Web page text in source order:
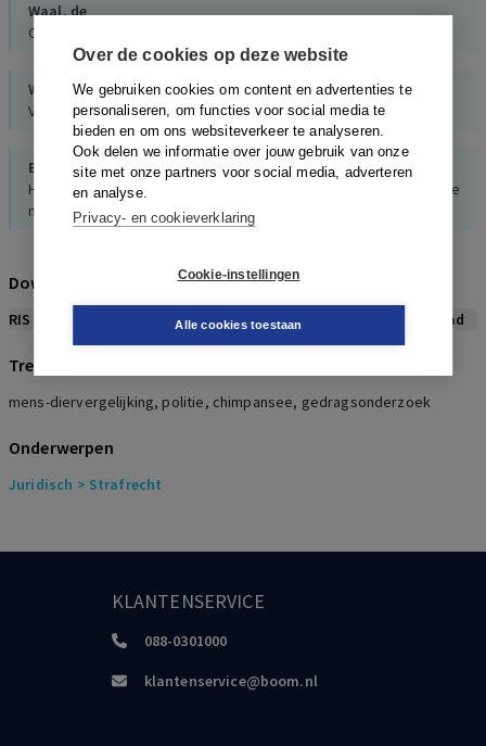
Over de cookies op deze website
We gebruiken cookies om content en advertenties te
personaliseren, om functies voor social media te
bieden en om ons websiteverkeer te analyseren.
Ook delen we informatie over jouw gebruik van onze
site met onze partners voor social media, adverteren
en analyse.
Privacy- en cookieverklaring
Cookie-instellingen
Alle cookies toestaan
Waal, de
Chimpanzee politics. Power and sex among apes, 1982
Waal, de
Verzoening. Vrede stichten onder apen en mensen, 1988
Brink, van den
Heilige geest. Een essay over aard en wording van de menselijke
natuur, 2018
Download citeerwijze bij dit artikel
RIS APA Vancouver Leidraad
Trefwoorden
mens-diervergelijking, politie, chimpansee, gedragsonderzoek
Onderwerpen
Juridisch > Strafrecht
KLANTENSERVICE
088-0301000
klantenservice@boom.nl